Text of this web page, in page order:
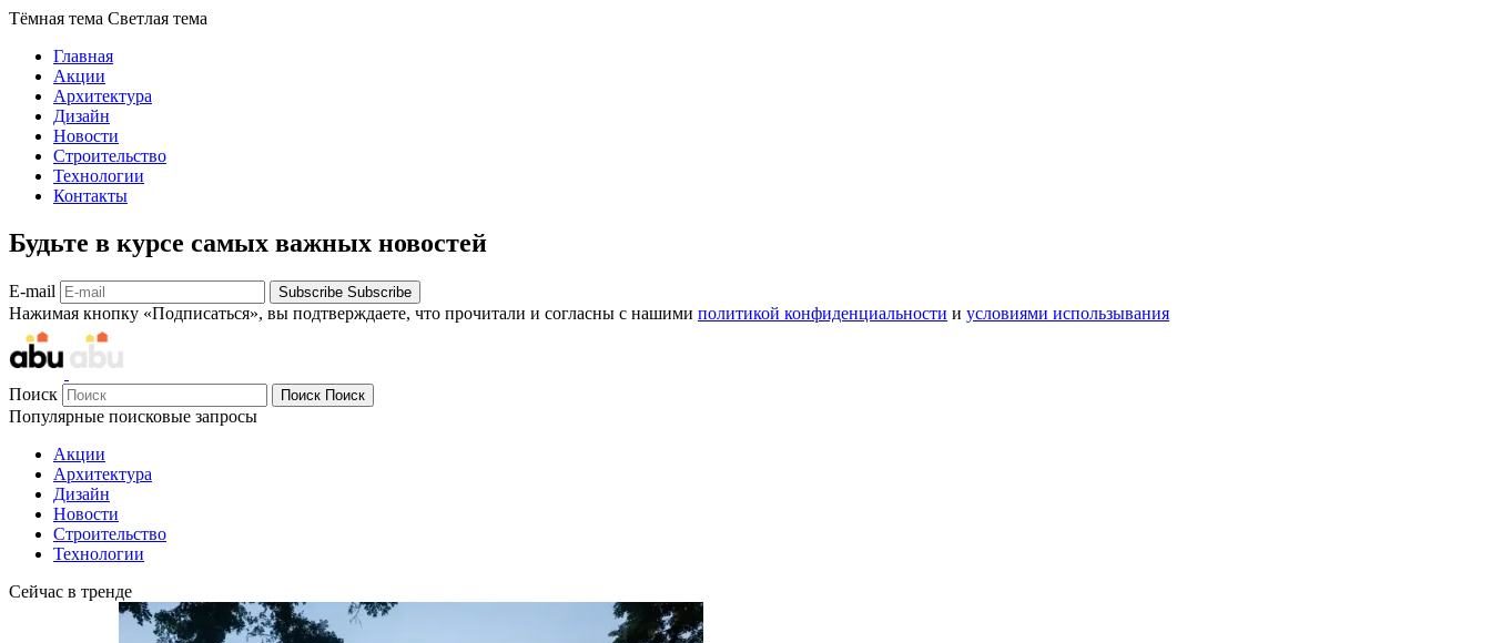
Тёмная тема Светлая тема
Главная
Акции
Архитектура
Дизайн
Новости
Строительство
Технологии
Контакты
Будьте в курсе самых важных новостей
E-mail Subscribe Subscribe
Нажимая кнопку «Подписаться», вы подтверждаете, что прочитали и согласны с нашими политикой конфиденциальности и условиями использывания
Поиск Поиск Поиск
Популярные поисковые запросы
Акции
Архитектура
Дизайн
Новости
Строительство
Технологии
Сейчас в тренде